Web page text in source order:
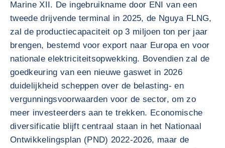
Marine XII. De ingebruikname door ENI van een
tweede drijvende terminal in 2025, de Nguya FLNG,
zal de productiecapaciteit op 3 miljoen ton per jaar
brengen, bestemd voor export naar Europa en voor
nationale elektriciteitsopwekking. Bovendien zal de
goedkeuring van een nieuwe gaswet in 2026
duidelijkheid scheppen over de belasting- en
vergunningsvoorwaarden voor de sector, om zo
meer investeerders aan te trekken. Economische
diversificatie blijft centraal staan in het Nationaal
Ontwikkelingsplan (PND) 2022-2026, maar de